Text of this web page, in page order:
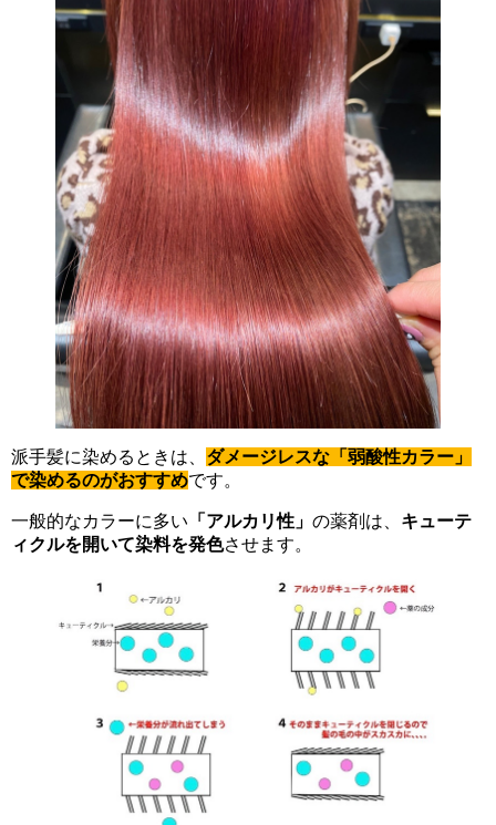
派手髪に染めるときは、 ダメージレスな「弱酸性カラー」
で染めるのがおすすめです。
一般的なカラーに多い 「アルカリ性」 の薬剤は、 キューテ
ィクルを開いて染料を発色させます。